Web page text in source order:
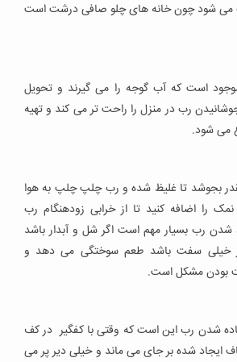
شود چون خانه های چلو صافی درشت است
موجود است که آب گوجه را می گیرند و تحویل
رب در منزل را راحت تر می کند و تهیه
می شود.
بجوشد تا غلیظ شده و رب چلپ چلپ به هوا
را اضافه کنید تا از خرابی زودهنگام رب
شدن رب بسیار مهم است اگر شل و آبدار باشد
خیلی سفت باشد طعم سوختگی می دهد و
بودن مشکل است.
شدن رب این است که وقتی با کفگیر در کف
ایجاد شده بر جای می ماند و خیلی دیر پر می